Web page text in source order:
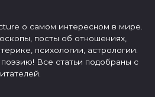
о самом интересном в мире.
посты об отношениях,
психологии, астрологии.
Все статьи подобраны с